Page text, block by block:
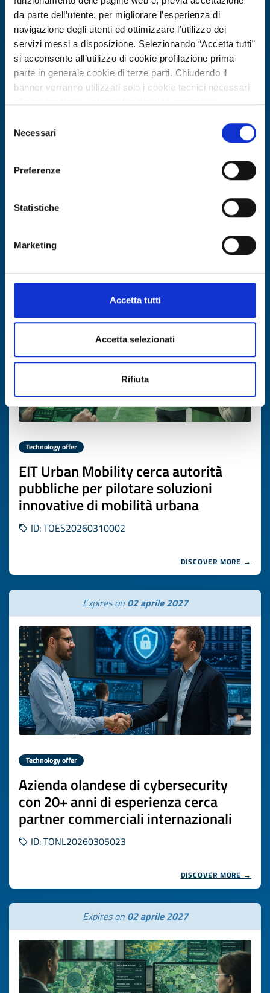
da parte dell’utente, per migliorare l’esperienza di
navigazione degli utenti ed ottimizzare l’utilizzo dei
servizi messi a disposizione. Selezionando “Accetta tutti”
si acconsente all’utilizzo di cookie profilazione prima
parte in generale cookie di terze parti. Chiudendo il
banner verranno utilizzati solo i cookie tecnici necessari
Per conoscere i dettagli, consulta la nostra cookie policy.
https://www.openinnovation.regione.lombardia.it/it/co
https://www.openinnovation.regione.lombardia.it/it/pr
delNecessari
Preferenze
Statistiche
Marketing
Accetta tutti
Accetta selezionati
Rifiuta
Technology offer
Istituto universitario tedesco offre
progettazione e testing di sistemi di
ID: TODE20260310025
DISCOVER MORE →
Technology offer
EIT Urban Mobility cerca autorità
pubbliche per pilotare soluzioni
innovative di mobilità urbana
ID: TOES20260310002
DISCOVER MORE →
Expires on 02 aprile 2027
Technology offer
Azienda olandese di cybersecurity
con 20+ anni di esperienza cerca
partner commerciali internazionali
ID: TONL20260305023
DISCOVER MORE →
Expires on 02 aprile 2027